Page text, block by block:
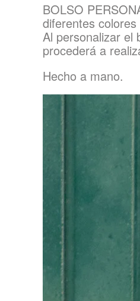
BOLSO
diferentes
Al personalizar el
procederá a
Hecho a mano.